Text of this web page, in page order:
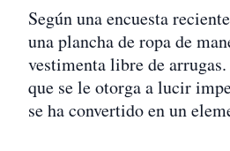
Según una encuesta
una plancha de ropa de
vestimenta libre de
que se le otorga a lucir
se ha convertido en un